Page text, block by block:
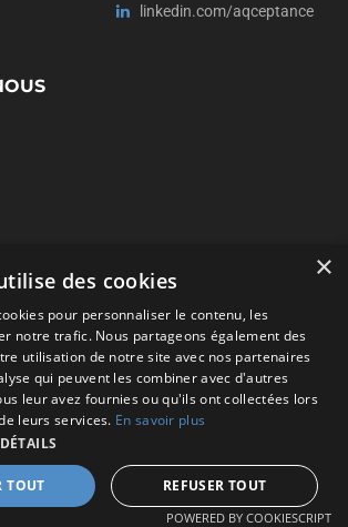
linkedin.com/aqceptance
— Toute reproduction est interdite
×
des cookies
pour personnaliser le contenu, les
notre trafic. Nous partageons également des
utilisation de notre site avec nos partenaires
qui peuvent les combiner avec d'autres
leur avez fournies ou qu'ils ont collectées lors
leurs services. En savoir plus
TOUT REFUSER TOUT
POWERED BY COOKIESCRIPT